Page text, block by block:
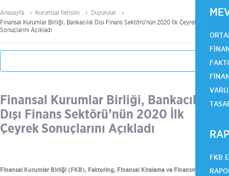
FKB
Anasayfa Kurumsal İletişim
Duyurular
Finansal Kurumlar Birliği, Bankacılık Dışı Finans Sektörü’nün 2020 İlk Çeyrek
Sonuçlarını Açıkladı
Finansal Kurumlar Birliği, Bankacılık
Dışı Finans Sektörü’nün 2020 İlk
Çeyrek Sonuçlarını Açıkladı
Finansal Kurumlar Birliği (FKB), Faktoring, Finansal Kiralama ve Finansman